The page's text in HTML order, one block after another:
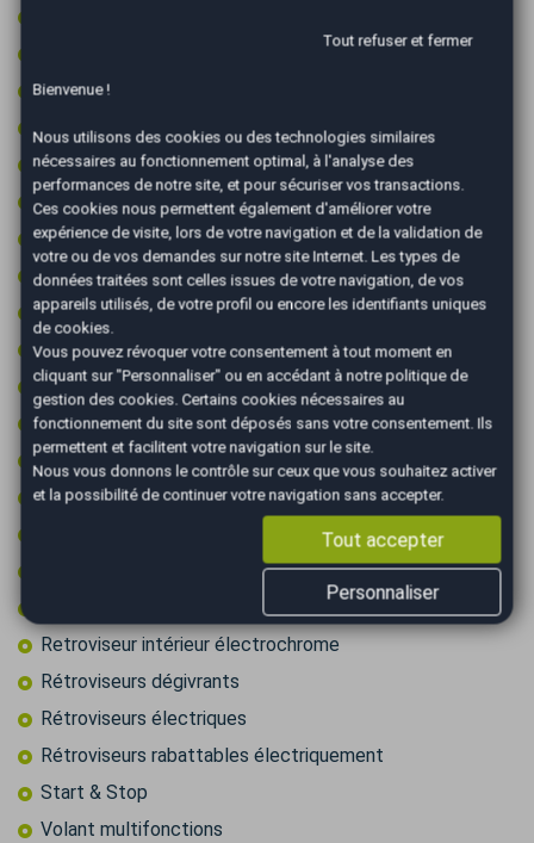
Feux LED
Fixations ISOFIX
GPS couleur
GPS tactile
Jantes aluminium
Limiteur de vitesse
Ordinateur de bord
Pack éclairage ambiance
Peinture integrale
Prise 12v
Prise audio USB
Radar arrière de détection d'obstacles
Reconnaissance des panneaux de signalisation
Régulateur de vitesse adaptatif
Retroviseur intérieur électrochrome
Rétroviseurs dégivrants
Rétroviseurs électriques
Rétroviseurs rabattables électriquement
Start & Stop
Volant multifonctions
Tout refuser et fermer
Bienvenue !
Nous utilisons des cookies ou des technologies similaires
nécessaires au fonctionnement optimal, à l'analyse des
performances de notre site, et pour sécuriser vos transactions.
Ces cookies nous permettent également d'améliorer votre
expérience de visite, lors de votre navigation et de la validation de
votre ou de vos demandes sur notre site Internet. Les types de
données traitées sont celles issues de votre navigation, de vos
appareils utilisés, de votre profil ou encore les identifiants uniques
de cookies.
Vous pouvez révoquer votre consentement à tout moment en
cliquant sur "Personnaliser" ou en accédant à notre politique de
gestion des cookies. Certains cookies nécessaires au
fonctionnement du site sont déposés sans votre consentement. Ils
permettent et facilitent votre navigation sur le site.
Nous vous donnons le contrôle sur ceux que vous souhaitez activer
et la possibilité de continuer votre navigation sans accepter.
Tout accepter
Personnaliser